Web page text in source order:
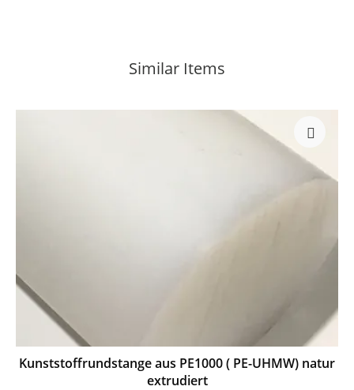
Similar Items
Kunststoffrundstange aus PE1000 ( PE-UHMW) natur
extrudiert